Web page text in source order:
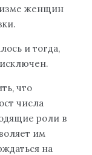
женщин
и тогда,
что
числа
роли в
им
на